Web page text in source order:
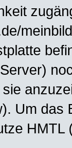
Um das
HMTL